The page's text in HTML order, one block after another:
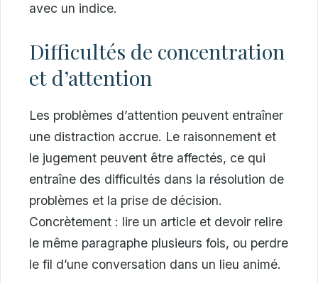
avec un indice.
Difficultés de concentration
et d’attention
Les problèmes d’attention peuvent entraîner
une distraction accrue. Le raisonnement et
le jugement peuvent être affectés, ce qui
entraîne des difficultés dans la résolution de
problèmes et la prise de décision.
Concrètement : lire un article et devoir relire
le même paragraphe plusieurs fois, ou perdre
le fil d’une conversation dans un lieu animé.